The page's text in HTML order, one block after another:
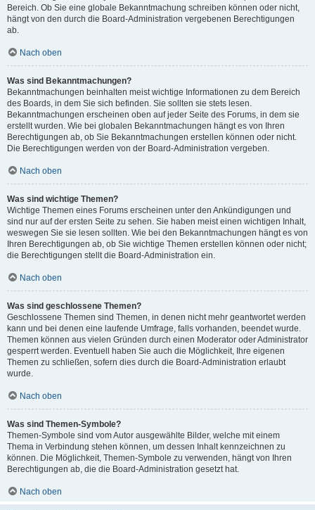
Bereich. Ob Sie eine globale Bekanntmachung schreiben können oder nicht,
hängt von den durch die Board-Administration vergebenen Berechtigungen
ab.
Nach oben
Was sind Bekanntmachungen?
Bekanntmachungen beinhalten meist wichtige Informationen zu dem Bereich
des Boards, in dem Sie sich befinden. Sie sollten sie stets lesen.
Bekanntmachungen erscheinen oben auf jeder Seite des Forums, in dem sie
erstellt wurden. Wie bei globalen Bekanntmachungen hängt es von Ihren
Berechtigungen ab, ob Sie Bekanntmachungen erstellen können oder nicht.
Die Berechtigungen werden von der Board-Administration vergeben.
Nach oben
Was sind wichtige Themen?
Wichtige Themen eines Forums erscheinen unter den Ankündigungen und
sind nur auf der ersten Seite zu sehen. Sie haben meist einen wichtigen Inhalt,
weswegen Sie sie lesen sollten. Wie bei den Bekanntmachungen hängt es von
Ihren Berechtigungen ab, ob Sie wichtige Themen erstellen können oder nicht;
die Berechtigungen stellt die Board-Administration ein.
Nach oben
Was sind geschlossene Themen?
Geschlossene Themen sind Themen, in denen nicht mehr geantwortet werden
kann und bei denen eine laufende Umfrage, falls vorhanden, beendet wurde.
Themen können aus vielen Gründen durch einen Moderator oder Administrator
gesperrt werden. Eventuell haben Sie auch die Möglichkeit, Ihre eigenen
Themen zu schließen, sofern dies durch die Board-Administration erlaubt
wurde.
Nach oben
Was sind Themen-Symbole?
Themen-Symbole sind vom Autor ausgewählte Bilder, welche mit einem
Thema in Verbindung stehen können, um dessen Inhalt kennzeichnen zu
können. Die Möglichkeit, Themen-Symbole zu verwenden, hängt von Ihren
Berechtigungen ab, die die Board-Administration gesetzt hat.
Nach oben